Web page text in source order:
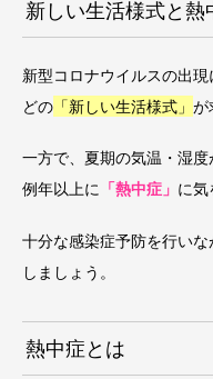
新しい生活様式と熱
新型コロナウイルスの出
どの 「新しい生活様式」 が
一方で、夏期の気温・湿度
例年以上に 「熱中症」 に気
十分な感染症予防を行い
しましょう。
熱中症とは